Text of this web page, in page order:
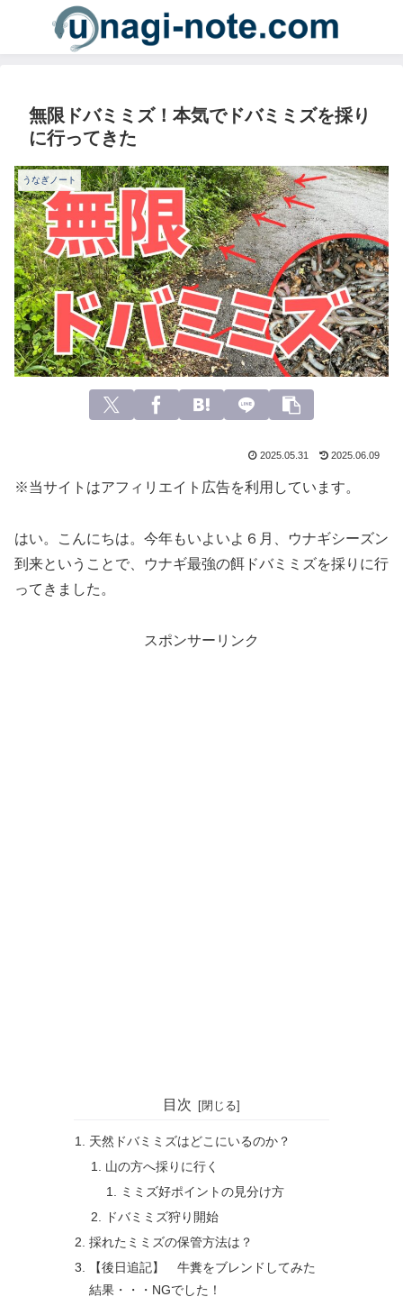
無限ドバミミズ！本気でドバミミズを採り
に行ってきた
うなぎノート
2025.05.31 2025.06.09
※当サイトはアフィリエイト広告を利用しています。
はい。こんにちは。今年もいよいよ６月、ウナギシーズン
到来ということで、ウナギ最強の餌ドバミミズを採りに行
ってきました。
スポンサーリンク
目次
天然ドバミミズはどこにいるのか？
山の方へ採りに行く
ミミズ好ポイントの見分け方
ドバミミズ狩り開始
採れたミミズの保管方法は？
【後日追記】 牛糞をブレンドしてみた
結果・・・NGでした！